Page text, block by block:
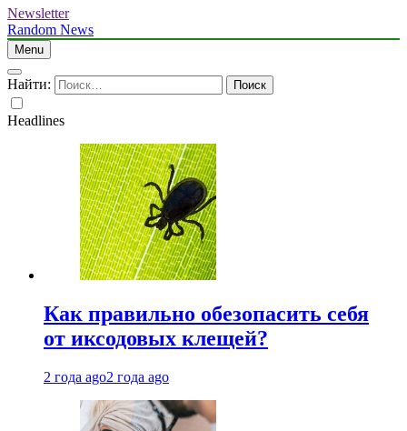
Newsletter
Random News
Menu
Найти:
Headlines
Как правильно обезопасить себя
от иксодовых клещей?
2 года ago2 года ago